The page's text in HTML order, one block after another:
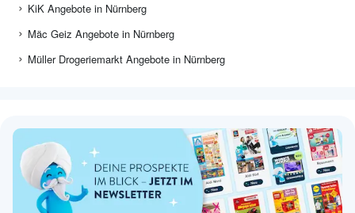
KiK Angebote in Nürnberg
Mäc Geiz Angebote in Nürnberg
Müller Drogeriemarkt Angebote in Nürnberg